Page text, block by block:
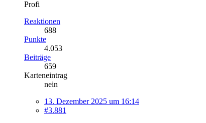
Profi
Reaktionen
688
Punkte
4.053
Beiträge
659
Karteneintrag
nein
13. Dezember 2025 um 16:14
#3.881